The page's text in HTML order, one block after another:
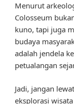
Menurut
Colosseum
kuno, tapi juga
budaya
adalah jendela
petualangan
Jadi, jangan
eksplorasi